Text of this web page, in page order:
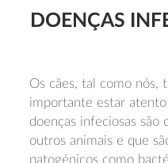
DOENÇAS
Os cães, tal como nós,
importante estar
doenças infeciosas são
outros animais e que
patogénicos como